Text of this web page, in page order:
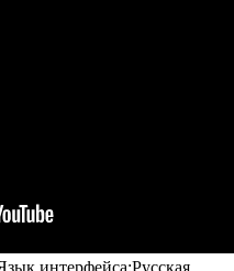
интерфейса:Русская